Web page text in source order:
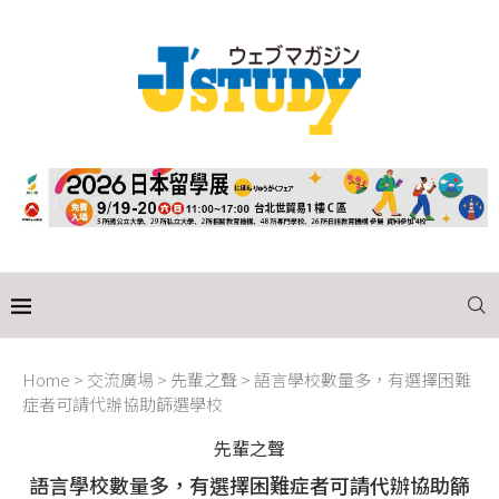
Home > 交流廣場 > 先輩之聲 > 語言學校數量多，有選擇困難
症者可請代辦協助篩選學校
先輩之聲
語言學校數量多，有選擇困難症者可請代辦協助篩